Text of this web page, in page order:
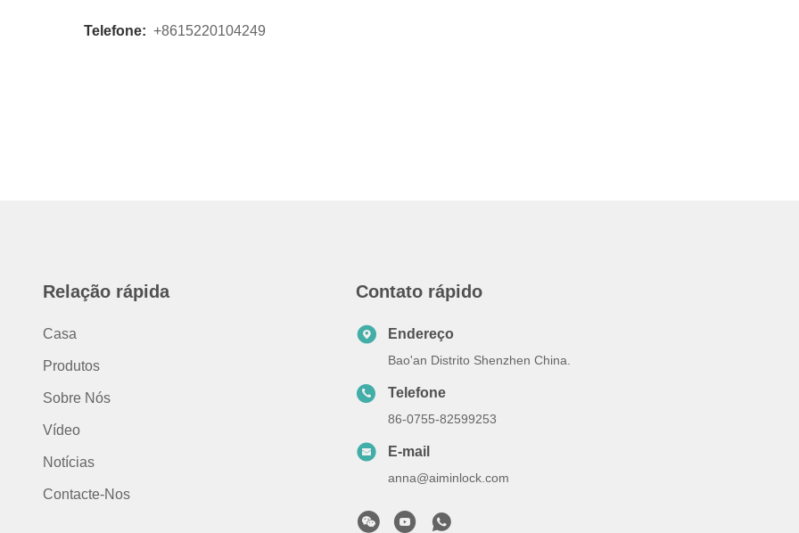
Telefone: +8615220104249
Relação rápida
Casa
Produtos
Sobre Nós
Vídeo
Notícias
Contacte-Nos
Contato rápido
Endereço
Bao'an Distrito Shenzhen China.
Telefone
86-0755-82599253
E-mail
anna@aiminlock.com